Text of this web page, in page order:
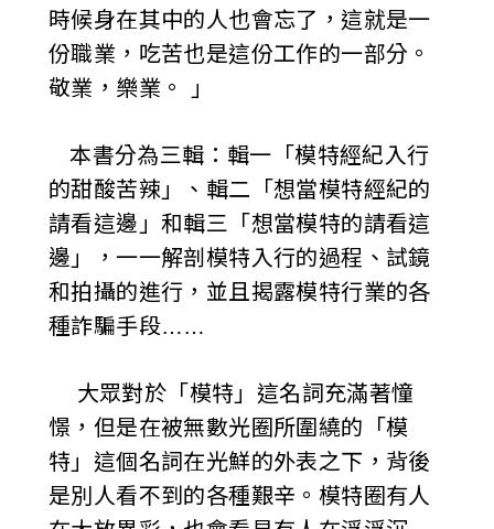
時候身在其中的人也會忘了，這就是一
份職業，吃苦也是這份工作的一部分。
敬業，樂業。 」
本書分為三輯：輯一「模特經紀入行
的甜酸苦辣」、輯二「想當模特經紀的
請看這邊」和輯三「想當模特的請看這
邊」，一一解剖模特入行的過程、試鏡
和拍攝的進行，並且揭露模特行業的各
種詐騙手段……
大眾對於「模特」這名詞充滿著憧
憬，但是在被無數光圈所圍繞的「模
特」這個名詞在光鮮的外表之下，背後
是別人看不到的各種艱辛。模特圈有人